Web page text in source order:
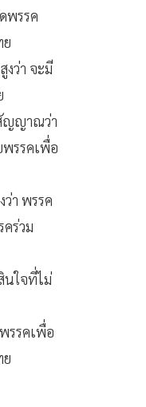
พรรค
งว่า จะมี
ญญาณว่า
รรคเพื่อ
า พรรค
ร่วม
นใจที่ไม่
รรคเพื่อ